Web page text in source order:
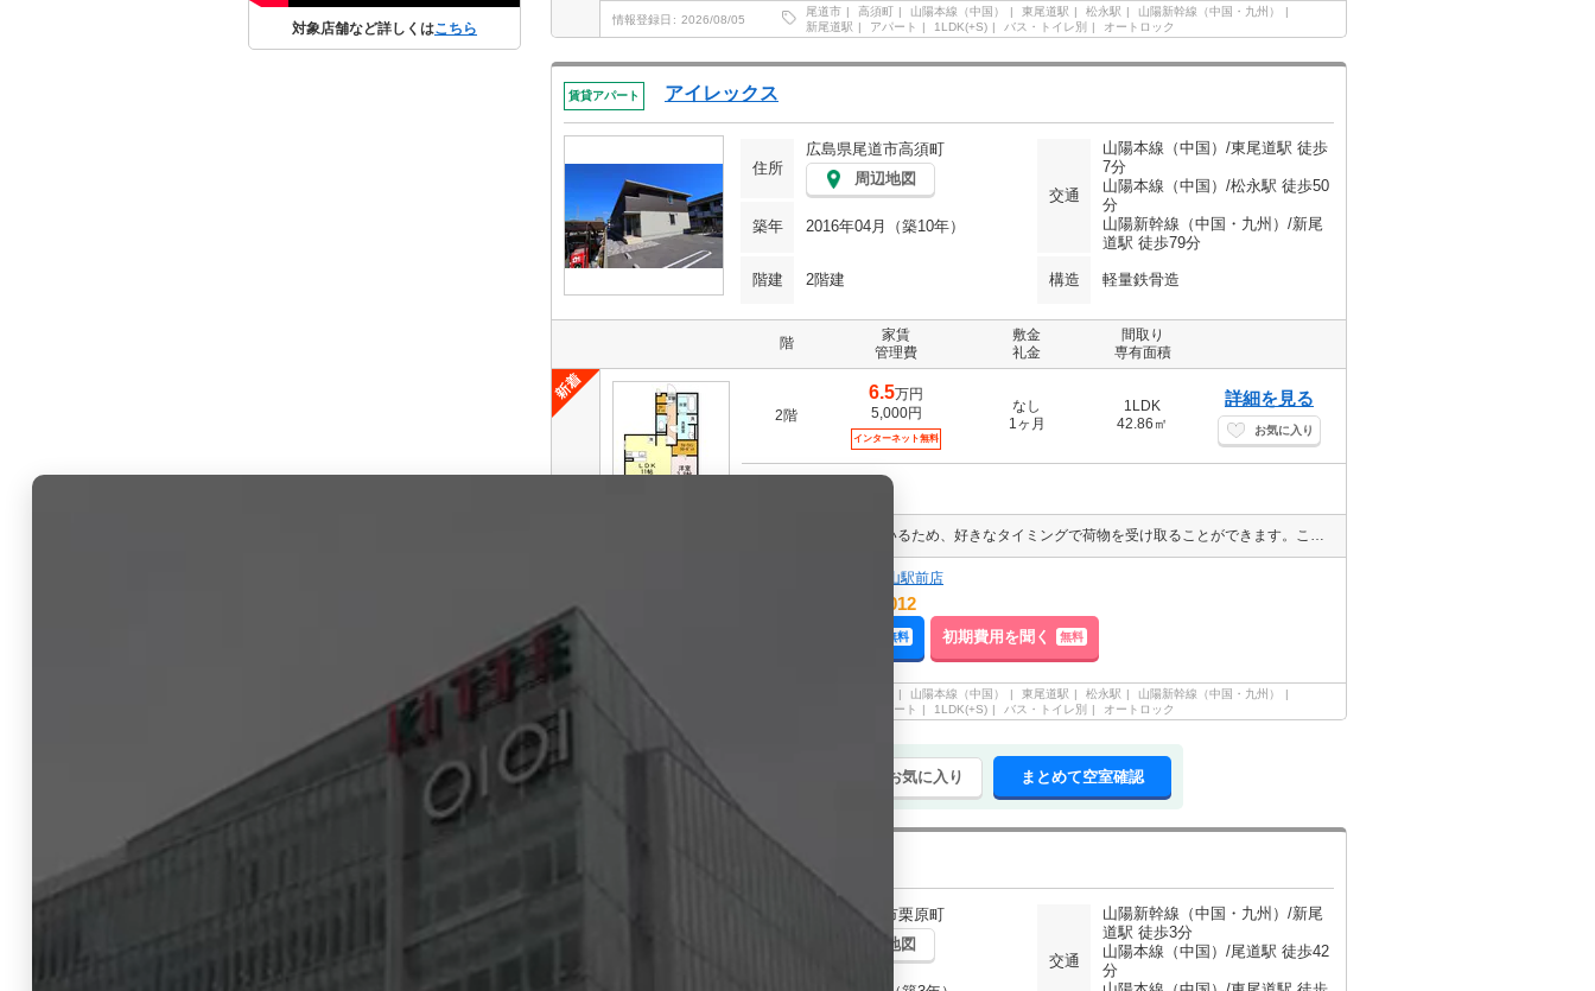
対象店舗など詳しくはこちら
情報登録日 2026/08/05
尾道市 高須町 山陽本線（中国） 東尾道駅 松永駅
山陽新幹線（中国・九州）
新尾道駅
アパート 1LDK(+S) バス・トイレ別 オートロック
賃貸アパート アイレックス
住所
広島県尾道市高須町
周辺地図
交通
山陽本線（中国）/東尾道駅 徒歩
7分
山陽本線（中国）/松永駅 徒歩50
分
山陽新幹線（中国・九州）/新尾
道駅 徒歩79分
築年 2016年04月（築10年）
階建 2階建 構造 軽量鉄骨造
階
家賃
管理費
敷金
礼金
間取り
専有面積
2階
6.5万円
5,000円
インターネット無料
なし
1ヶ月
1LDK
42.86㎡
詳細を見る
お気に入り
共用部には宅配ボックスが備え付けられているため、好きなタイミングで荷物を受け取ることができます。この物件は洗面所が独立しており、使い勝手も良好です。セキュリティ面は、TVインターホン・オートロックなどを設置しているので安全面でも優れております。平成28年築の物件で快適な住まいとなっています。
株式会社アークス エイブルネットワーク福山駅前店
084-999-1012
無料 初期費用を聞く 無料
情報登録日
山陽本線（中国） 東尾道駅 松永駅
山陽新幹線（中国・九州）
アパート 1LDK(+S) バス・トイレ別 オートロック
チェックした賃貸物件(最大20件)を まとめてお気に入り まとめて空室確認
ルミエール クリハラＧ
広島県尾道市栗原町
周辺地図
交通
山陽新幹線（中国・九州）/新尾
道駅 徒歩3分
山陽本線（中国）/尾道駅 徒歩42
分